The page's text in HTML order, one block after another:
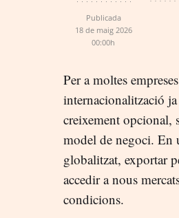
Publicada
18 de maig 2026
00:00h
Per a moltes
internacionalització
creixement opcional,
model de negoci. En
globalitzat, exportar
accedir a nous
condicions.